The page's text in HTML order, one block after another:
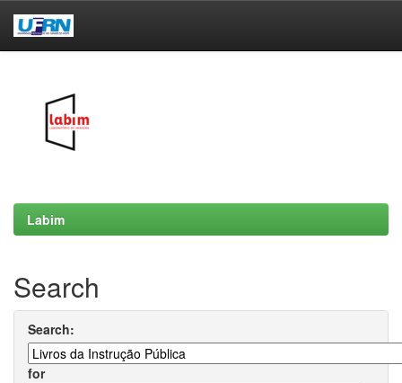
Labim
Search
Search:
for